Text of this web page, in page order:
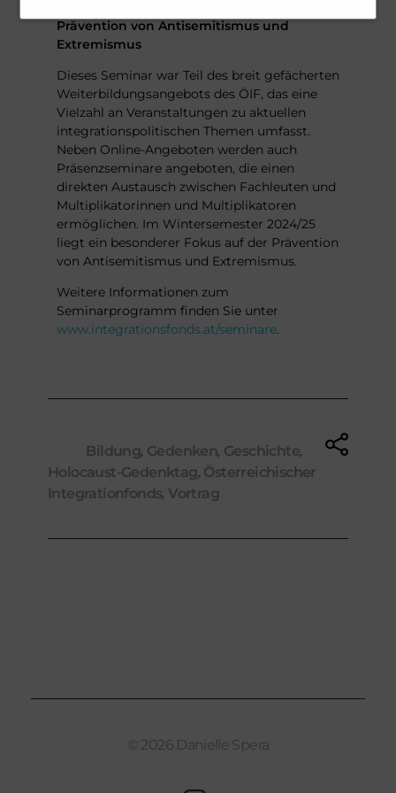
Prävention von Antisemitismus und
Extremismus
Dieses Seminar war Teil des breit gefächerten
Weiterbildungsangebots des ÖIF, das eine
Vielzahl an Veranstaltungen zu aktuellen
integrationspolitischen Themen umfasst.
Neben Online-Angeboten werden auch
Präsenzseminare angeboten, die einen
direkten Austausch zwischen Fachleuten und
Multiplikatorinnen und Multiplikatoren
ermöglichen. Im Wintersemester 2024/25
liegt ein besonderer Fokus auf der Prävention
von Antisemitismus und Extremismus.
Weitere Informationen zum
Seminarprogramm finden Sie unter
www.integrationsfonds.at/seminare.
Bildung, Gedenken, Geschichte,
Holocaust-Gedenktag, Österreichischer
Integrationfonds, Vortrag
© 2026 Danielle Spera
Webseite und SPAM für den User.
Dies ist zugleich unser
unsere rechtliche Verpflichtung.